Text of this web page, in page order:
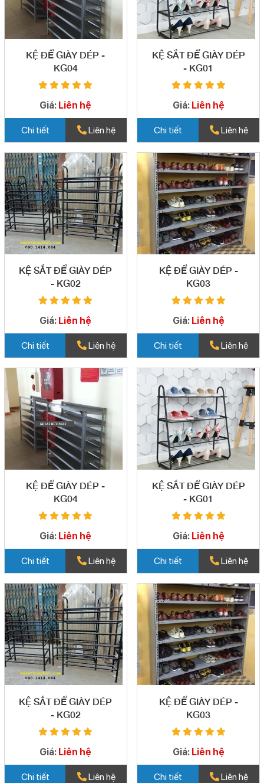
KỆ ĐỂ GIÀY DÉP -
KG04
Giá: Liên hệ
Chi tiết Liên hệ
KỆ SẮT ĐỂ GIÀY DÉP
- KG01
Giá: Liên hệ
Chi tiết Liên hệ
KỆ SẮT ĐỂ GIÀY DÉP
- KG02
Giá: Liên hệ
Chi tiết Liên hệ
KỆ ĐỂ GIÀY DÉP -
KG03
Giá: Liên hệ
Chi tiết Liên hệ
KỆ ĐỂ GIÀY DÉP -
KG04
Giá: Liên hệ
Chi tiết Liên hệ
KỆ SẮT ĐỂ GIÀY DÉP
- KG01
Giá: Liên hệ
Chi tiết Liên hệ
KỆ SẮT ĐỂ GIÀY DÉP
- KG02
Giá: Liên hệ
Chi tiết Liên hệ
KỆ ĐỂ GIÀY DÉP -
KG03
Giá: Liên hệ
Chi tiết Liên hệ